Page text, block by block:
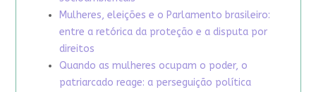
Mulheres, eleições e o Parlamento brasileiro:
entre a retórica da proteção e a disputa por
direitos
Quando as mulheres ocupam o poder, o
patriarcado reage: a perseguição política